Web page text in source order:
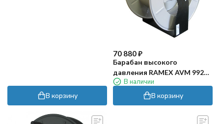
В корзину
70 880₽
Барабан высокого
давления RAMEX AVM 9921
FE (200бар, 100м, окраш)
В наличии
В корзину